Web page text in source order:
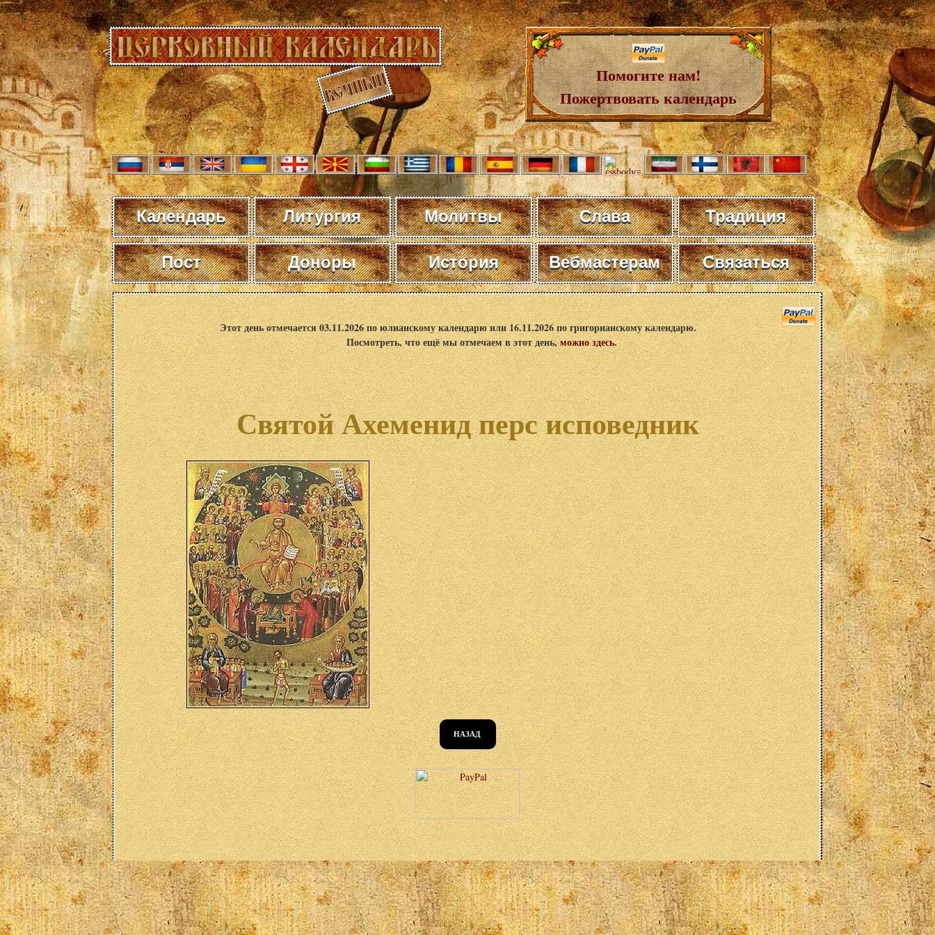
Помогите нам!
Пожертвовать календарь
Календарь Литургия Молитвы Слава Традиция
Пост Доноры История Вебмастерам Связаться
Этот день отмечается 03.11.2026 по юлианскому календарю или 16.11.2026 по григорианскому календарю.
Посмотреть, что ещё мы отмечаем в этот день,можно здесь.
Святой Ахеменид перс исповедник
НАЗАД